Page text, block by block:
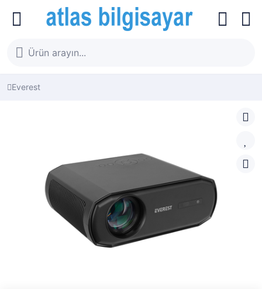
Everest